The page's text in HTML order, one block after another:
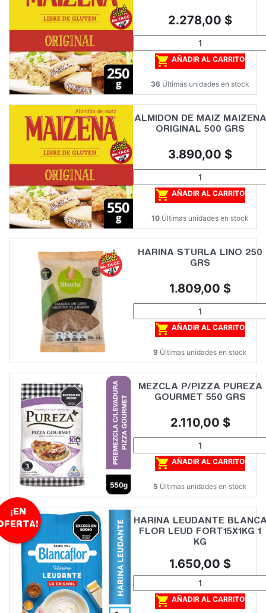
Precio
2.278,00 $
 AÑADIR AL CARRITO
36 Últimas unidades en stock
ALMIDON DE MAIZ MAIZENA
ORIGINAL 500 GRS
Precio
3.890,00 $
 AÑADIR AL CARRITO
10 Últimas unidades en stock
HARINA STURLA LINO 250
GRS
Precio
1.809,00 $
 AÑADIR AL CARRITO
9 Últimas unidades en stock
MEZCLA P/PIZZA PUREZA
GOURMET 550 GRS
Precio
2.110,00 $
 AÑADIR AL CARRITO
5 Últimas unidades en stock
HARINA LEUDANTE
FLOR LEUD FORT15X1KG 1
KG
Precio
1.650,00 $
 AÑADIR AL CARRITO
¡EN